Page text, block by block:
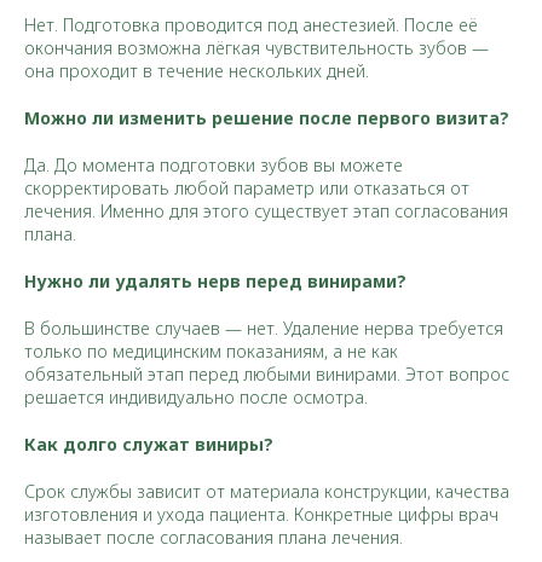
Нет. Подготовка проводится под анестезией. После её
окончания возможна лёгкая чувствительность зубов —
она проходит в течение нескольких дней.
Можно ли изменить решение после первого визита?
Да. До момента подготовки зубов вы можете
скорректировать любой параметр или отказаться от
лечения. Именно для этого существует этап согласования
плана.
Нужно ли удалять нерв перед винирами?
В большинстве случаев — нет. Удаление нерва требуется
только по медицинским показаниям, а не как
обязательный этап перед любыми винирами. Этот вопрос
решается индивидуально после осмотра.
Как долго служат виниры?
Срок службы зависит от материала конструкции, качества
изготовления и ухода пациента. Конкретные цифры врач
называет после согласования плана лечения.